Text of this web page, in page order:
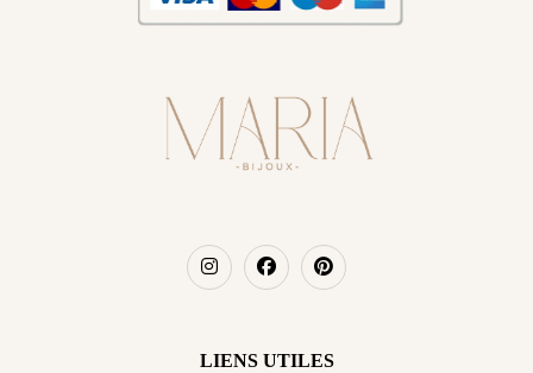
LIENS UTILES